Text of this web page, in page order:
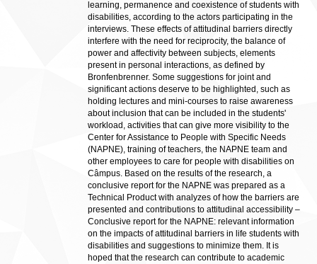
learning, permanence and coexistence of students with
disabilities, according to the actors participating in the
interviews. These effects of attitudinal barriers directly
interfere with the need for reciprocity, the balance of
power and affectivity between subjects, elements
present in personal interactions, as defined by
Bronfenbrenner. Some suggestions for joint and
significant actions deserve to be highlighted, such as
holding lectures and mini-courses to raise awareness
about inclusion that can be included in the students'
workload, activities that can give more visibility to the
Center for Assistance to People with Specific Needs
(NAPNE), training of teachers, the NAPNE team and
other employees to care for people with disabilities on
Câmpus. Based on the results of the research, a
conclusive report for the NAPNE was prepared as a
Technical Product with analyzes of how the barriers are
presented and contributions to attitudinal accessibility –
Conclusive report for the NAPNE: relevant information
on the impacts of attitudinal barriers in life students with
disabilities and suggestions to minimize them. It is
hoped that the research can contribute to academic